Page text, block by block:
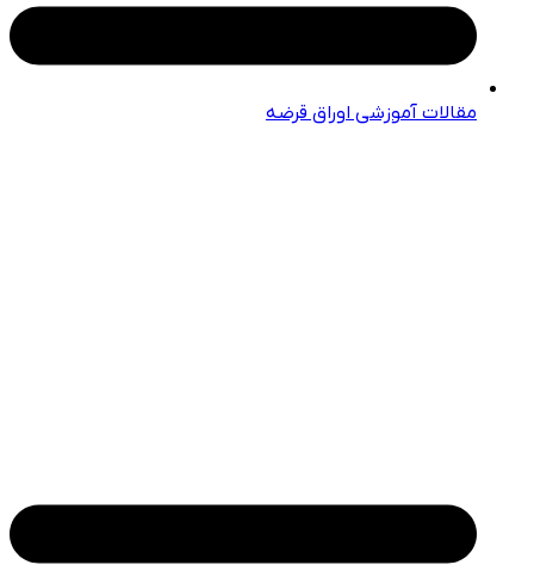
مقالات آموزشی اوراق قرضه